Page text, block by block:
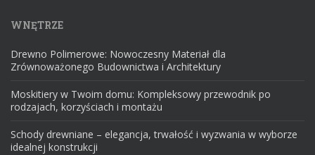
WNĘTRZE
Drewno Polimerowe: Nowoczesny Materiał dla
Zrównoważonego Budownictwa i Architektury
Moskitiery w Twoim domu: Kompleksowy przewodnik po
rodzajach, korzyściach i montażu
Schody drewniane – elegancja, trwałość i wyzwania w wyborze
idealnej konstrukcji